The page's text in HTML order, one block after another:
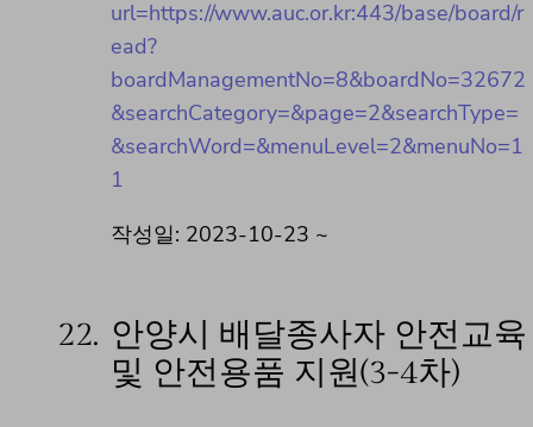
url=https://www.auc.or.kr:443/base/board/r
ead?
boardManagementNo=8&boardNo=32672
&searchCategory=&page=2&searchType=
&searchWord=&menuLevel=2&menuNo=1
1
작성일: 2023-10-23 ~
22. 안양시 배달종사자 안전교육
및 안전용품 지원(3-4차)